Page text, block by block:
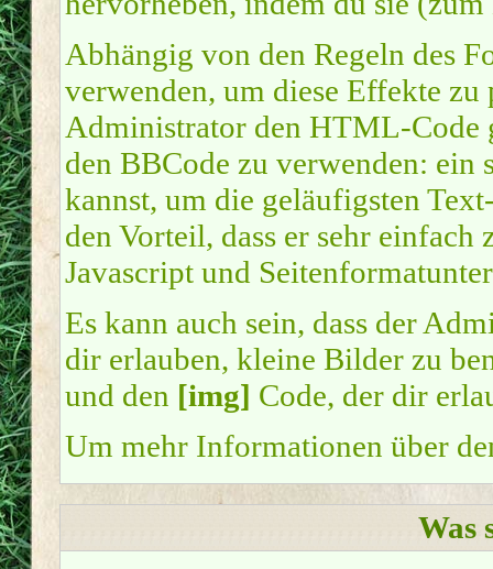
Abhängig von den Regeln des
verwenden, um diese Effekte
Administrator den HTML-Code
den BBCode zu verwenden: ein
kannst, um die geläufigsten
den Vorteil, dass er sehr
Javascript und
Es kann auch sein, dass der
dir erlauben, kleine Bilder zu
und den [img] Code, der dir
Um mehr Informationen über
Was